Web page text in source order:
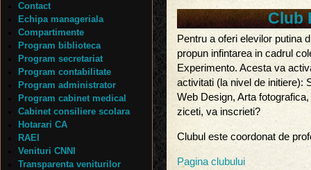
Club
Pentru a oferi elevilor putina
propun infintarea in cadrul
Experimento. Acesta va
activitati (la nivel de initiere):
Web Design, Arta
ziceti, va inscrieti?
Clubul este coordonat de
Pagina clubului
Contact
Echipa manageriala
Compartimente
Program biblioteca
Program secretariat
Program contabilitate
Program administrator
Program cabinet medical
Cabinet consiliere scolara
Hotarari CA
RAEI
Venituri CNNI
Transparenta veniturilor